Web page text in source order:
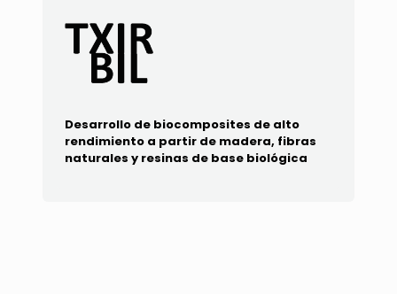
Desarrollo de biocomposites de alto
rendimiento a partir de madera, fibras
naturales y resinas de base biológica